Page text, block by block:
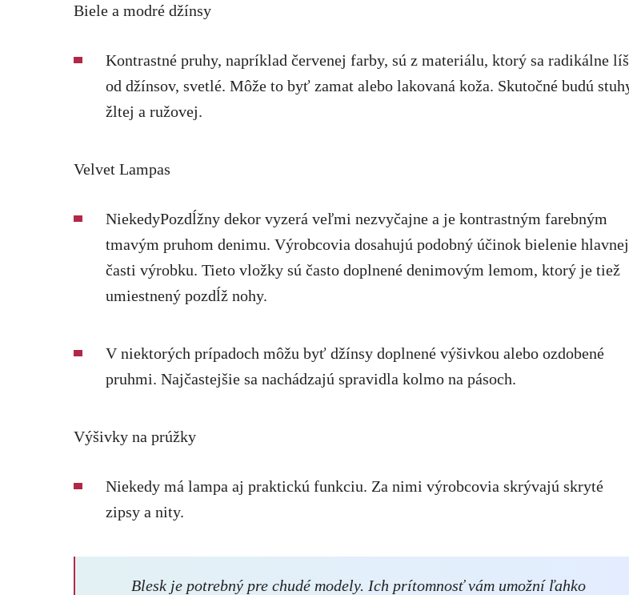
Biele a modré džínsy
Kontrastné pruhy, napríklad červenej farby, sú z materiálu, ktorý sa radikálne
od džínsov, svetlé. Môže to byť zamat alebo lakovaná koža. Skutočné budú
žltej a ružovej.
Velvet Lampas
NiekedyPozdĺžny dekor vyzerá veľmi nezvyčajne a je kontrastným farebným
tmavým pruhom denimu. Výrobcovia dosahujú podobný účinok bielenie hlavnej
časti výrobku. Tieto vložky sú často doplnené denimovým lemom, ktorý je tiež
umiestnený pozdĺž nohy.
V niektorých prípadoch môžu byť džínsy doplnené výšivkou alebo ozdobené
pruhmi. Najčastejšie sa nachádzajú spravidla kolmo na pásoch.
Výšivky na prúžky
Niekedy má lampa aj praktickú funkciu. Za nimi výrobcovia skrývajú skryté
zipsy a nity.
Blesk je potrebný pre chudé modely. Ich prítomnosť vám umožní ľahko